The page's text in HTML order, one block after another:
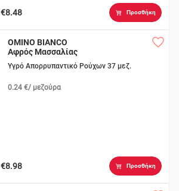
€8.48 Προσθήκη
OMINO BIANCO
Αφρός Μασσαλίας
Υγρό Απορρυπαντικό Ρούχων 37 μεζ.
0.24 €/ μεζούρα
€8.98 Προσθήκη